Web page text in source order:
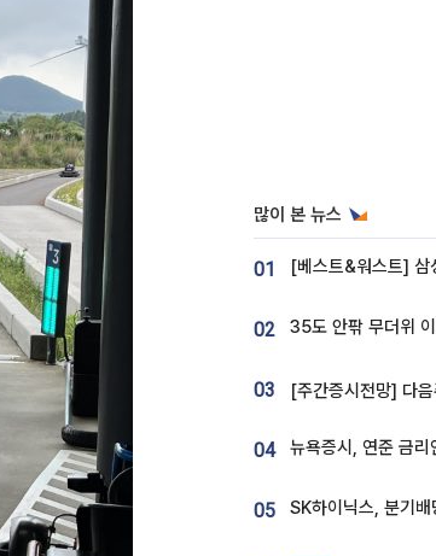
많이 본 뉴스
01
02
03
04
05